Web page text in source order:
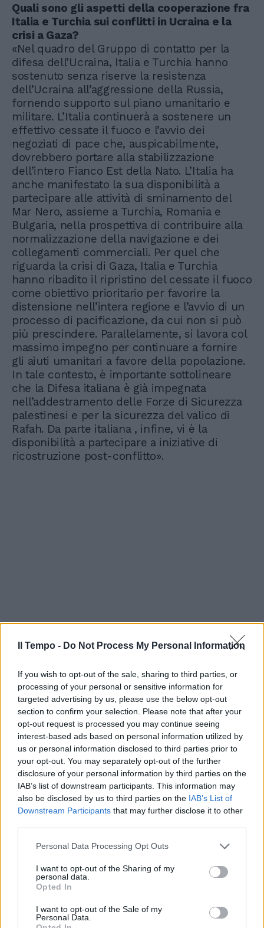
Il Tempo - Do Not Process My Personal Information
If you wish to opt-out of the sale, sharing to third parties, or
processing of your personal or sensitive information for
targeted advertising by us, please use the below opt-out
section to confirm your selection. Please note that after your
opt-out request is processed you may continue seeing
interest-based ads based on personal information utilized by
us or personal information disclosed to third parties prior to
your opt-out. You may separately opt-out of the further
disclosure of your personal information by third parties on the
IAB’s list of downstream participants. This information may
also be disclosed by us to third parties on the IAB’s List of
Downstream Participants that may further disclose it to other
Personal Data Processing Opt Outs
I want to opt-out of the Sharing of my
personal data.
Opted In
I want to opt-out of the Sale of my
Personal Data.
Quali sono gli aspetti della cooperazione fra
Italia e Turchia sui conflitti in Ucraina e la
crisi a Gaza?
«Nel quadro del Gruppo di contatto per la
difesa dell’Ucraina, Italia e Turchia hanno
sostenuto senza riserve la resistenza
dell’Ucraina all’aggressione della Russia,
fornendo supporto sul piano umanitario e
militare. L’Italia continuerà a sostenere un
effettivo cessate il fuoco e l’avvio dei
negoziati di pace che, auspicabilmente,
dovrebbero portare alla stabilizzazione
dell’intero Fianco Est della Nato. L’Italia ha
anche manifestato la sua disponibilità a
partecipare alle attività di sminamento del
Mar Nero, assieme a Turchia, Romania e
Bulgaria, nella prospettiva di contribuire alla
normalizzazione della navigazione e dei
collegamenti commerciali. Per quel che
riguarda la crisi di Gaza, Italia e Turchia
hanno ribadito il ripristino del cessate il fuoco
come obiettivo prioritario per favorire la
distensione nell’intera regione e l’avvio di un
processo di pacificazione, da cui non si può
più prescindere. Parallelamente, si lavora col
massimo impegno per continuare a fornire
gli aiuti umanitari a favore della popolazione.
In tale contesto, è importante sottolineare
che la Difesa italiana è già impegnata
nell’addestramento delle Forze di Sicurezza
palestinesi e per la sicurezza del valico di
Rafah. Da parte italiana , infine, vi è la
disponibilità a partecipare a iniziative di
ricostruzione post-conflitto».